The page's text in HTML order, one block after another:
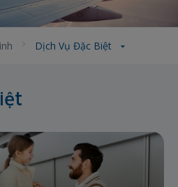
Dịch Vụ Đặc Biệt